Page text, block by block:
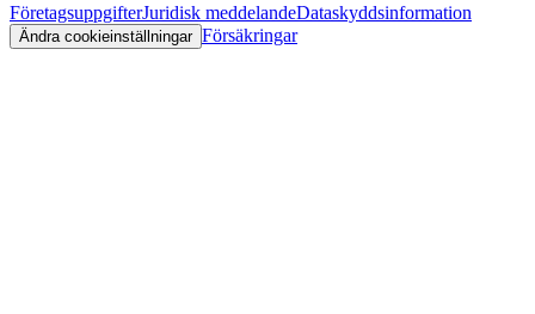
FöretagsuppgifterJuridisk meddelandeDataskyddsinformation
Ändra cookieinställningar Försäkringar